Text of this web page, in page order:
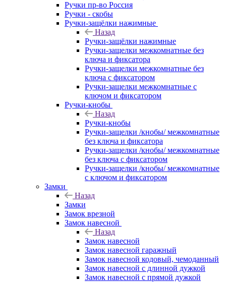
Ручки пр-во Россия
Ручки - скобы
Ручки-защёлки нажимные
Назад
Ручки-защёлки нажимные
Ручки-защелки межкомнатные без
ключа и фиксатора
Ручки-защелки межкомнатные без
ключа с фиксатором
Ручки-защелки межкомнатные с
ключом и фиксатором
Ручки-кнобы
Назад
Ручки-кнобы
Ручки-защелки /кнобы/ межкомнатные
без ключа и фиксатора
Ручки-защелки /кнобы/ межкомнатные
без ключа с фиксатором
Ручки-защелки /кнобы/ межкомнатные
с ключом и фиксатором
Замки
Назад
Замки
Замок врезной
Замок навесной
Назад
Замок навесной
Замок навесной гаражный
Замок навесной кодовый, чемоданный
Замок навесной с длинной дужкой
Замок навесной с прямой дужкой